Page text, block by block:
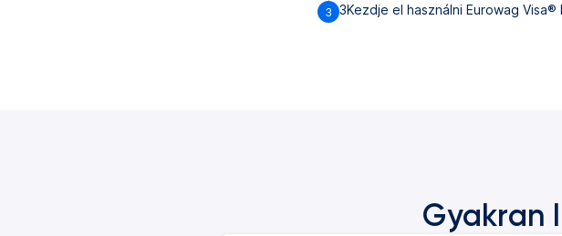
3 3Kezdje el használni Eurowag Visa®
Gyakran